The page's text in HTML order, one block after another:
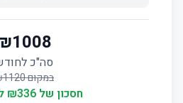
1008
סה"כ
במקום ₪1120
חסכון של ₪336